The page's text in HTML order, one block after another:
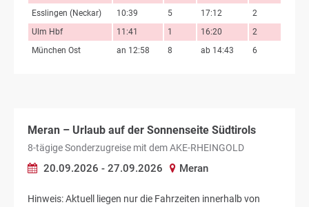
Esslingen (Neckar)
10:39 5 17:12
2
Ulm Hbf
11:41 1 16:20
2
München Ost
an 12:58 8 ab 14:43 6
Meran – Urlaub auf der Sonnenseite Südtirols
8-tägige Sonderzugreise mit dem AKE-RHEINGOLD
20.09.2026 - 27.09.2026 Meran
Hinweis: Aktuell liegen nur die Fahrzeiten innerhalb von